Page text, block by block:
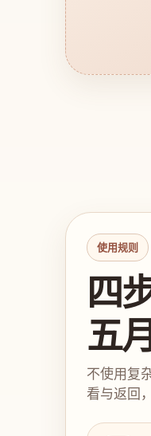
使用规则
四
五
不使用复
看与返回